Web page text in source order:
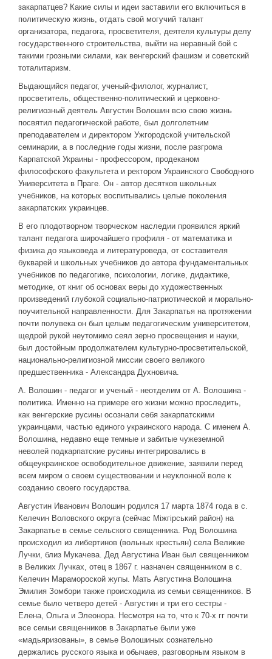
закарпатцев? Какие силы и идеи заставили его включиться в
политическую жизнь, отдать свой могучий талант
организатора, педагога, просветителя, деятеля культуры делу
государственного строительства, выйти на неравный бой с
такими грозными силами, как венгерский фашизм и советский
тоталитаризм.
Выдающийся педагог, ученый-филолог, журналист,
просветитель, общественно-политический и церковно-
религиозный деятель Августин Волошин всю свою жизнь
посвятил педагогической работе, был долголетним
преподавателем и директором Ужгородской учительской
семинарии, а в последние годы жизни, после разгрома
Карпатской Украины - профессором, продеканом
философского факультета и ректором Украинского Свободного
Университета в Праге. Он - автор десятков школьных
учебников, на которых воспитывались целые поколения
закарпатских украинцев.
В его плодотворном творческом наследии проявился яркий
талант педагога широчайшего профиля - от математика и
физика до языковеда и литературоведа, от составителя
букварей и школьных учебников до автора фундаментальных
учебников по педагогике, психологии, логике, дидактике,
методике, от книг об основах веры до художественных
произведений глубокой социально-патриотической и морально-
поучительной направленности. Для Закарпатья на протяжении
почти полувека он был целым педагогическим университетом,
щедрой рукой неутомимо сеял зерно просвещения и науки,
был достойным продолжателем культурно-просветительской,
национально-религиозной миссии своего великого
предшественника - Александра Духновича.
А. Волошин - педагог и ученый - неотделим от А. Волошина -
политика. Именно на примере его жизни можно проследить,
как венгерские русины осознали себя закарпатскими
украинцами, частью единого украинского народа. С именем А.
Волошина, недавно еще темные и забитые чужеземной
неволей подкарпатские русины интегрировались в
общеукраинское освободительное движение, заявили перед
всем миром о своем существовании и неуклонной воле к
созданию своего государства.
Августин Иванович Волошин родился 17 марта 1874 года в с.
Келечин Воловского округа (сейчас Міжгірський район) на
Закарпатье в семье сельского священника. Род Волошина
происходил из либертинов (вольных крестьян) села Великие
Лучки, близ Мукачева. Дед Августина Иван был священником
в Великих Лучках, отец в 1867 г. назначен священником в с.
Келечин Марамороской жупы. Мать Августина Волошина
Эмилия Зомбори также происходила из семьи священников. В
семье было четверо детей - Августин и три его сестры -
Елена, Ольга и Элеонора. Несмотря на то, что к 70-х гг почти
все семьи священников в Закарпатье были уже
«мадьяризованы», в семье Волошиных сознательно
держались русского языка и обычаев, разговорным языком в